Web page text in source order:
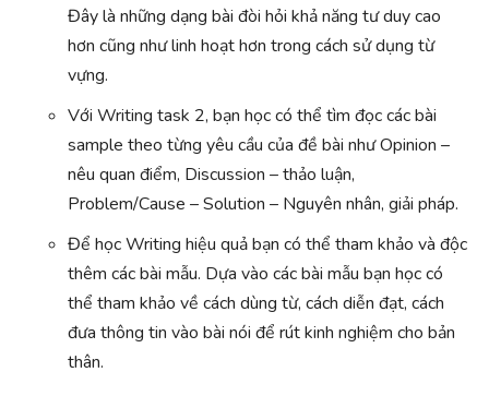
Đây là những dạng bài đòi hỏi khả năng tư duy cao
hơn cũng như linh hoạt hơn trong cách sử dụng từ
vựng.
Với Writing task 2, bạn học có thể tìm đọc các bài
sample theo từng yêu cầu của đề bài như Opinion –
nêu quan điểm, Discussion – thảo luận,
Problem/Cause – Solution – Nguyên nhân, giải pháp.
Để học Writing hiệu quả bạn có thể tham khảo và độc
thêm các bài mẫu. Dựa vào các bài mẫu bạn học có
thể tham khảo về cách dùng từ, cách diễn đạt, cách
đưa thông tin vào bài nói để rút kinh nghiệm cho bản
thân.